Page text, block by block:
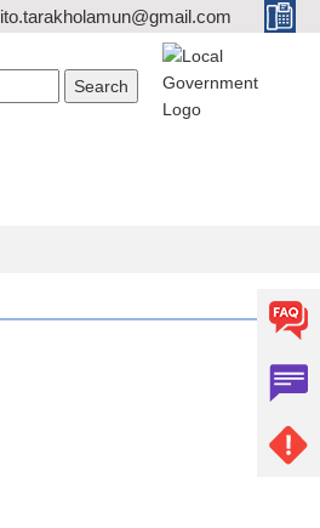
ito.tarakholamun@gmail.com